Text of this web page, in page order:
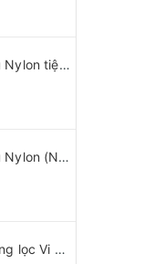
Màng lọc mẫu Nylon tiệt trùng (Ny) đk 47mm/0.22µm-0.45µm, 4x25 chiếc/hộp, hãng Biosharp
Màng lọc mẫu Nylon (Ny) đk 13-50mm/0.22µm-0.45µm, 4x25 chiếc/hộp, hãng Biosharp
(Vô trùng) Màng lọc Vi Sinh (MCE), đk 47 và 50mm/0.8μm-0.22µm-0.45μm, 100 chiếc/hộp, Biosharp